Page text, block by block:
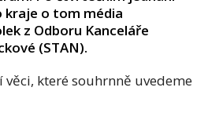
kraje o tom média
z Odboru Kanceláře
(STAN).
které souhrnně uvedeme